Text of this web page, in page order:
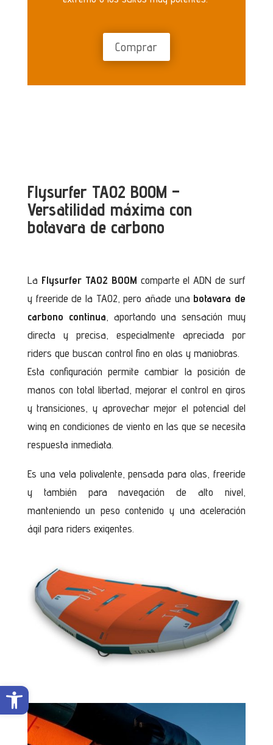
Abrir barra de herramientas
Comprar
Flysurfer TAO2 BOOM –
Versatilidad máxima con
botavara de carbono
La Flysurfer TAO2 BOOM comparte el ADN de surf
y freeride de la TAO2, pero añade una botavara de
carbono continua , aportando una sensación muy
directa y precisa, especialmente apreciada por
riders que buscan control fino en olas y maniobras.
Esta configuración permite cambiar la posición de
manos con total libertad, mejorar el control en giros
y transiciones, y aprovechar mejor el potencial del
wing en condiciones de viento en las que se necesita
respuesta inmediata.
Es una vela polivalente, pensada para olas, freeride
y también para navegación de alto nivel,
manteniendo un peso contenido y una aceleración
ágil para riders exigentes.